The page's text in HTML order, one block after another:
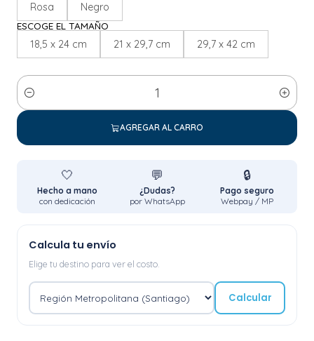
Rosa Negro
ESCOGE EL TAMAÑO
18,5 x 24 cm 21 x 29,7 cm 29,7 x 42 cm
Cantidad
AGREGAR AL CARRO
🤍
Hecho a mano
con dedicación
💬
¿Dudas?
por WhatsApp
🔒
Pago seguro
Webpay / MP
Calcula tu envío
Elige tu destino para ver el costo.
Calcular